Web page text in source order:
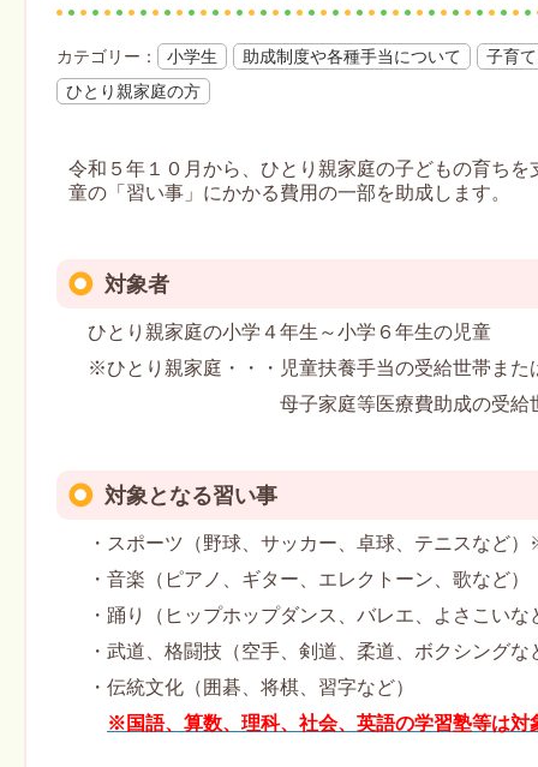
小学生 助成制度や各種手当について
子育
ひとり親家庭の方
令和５年１０月から、ひとり親家庭の子どもの育ち
童の「習い事」にかかる費用の一部を助成します。
対象者
ひとり親家庭の小学４年生～小学６年生の児童
※ひとり親家庭・・・児童扶養手当の受給世帯また
母子家庭等医療費助成の受給
対象となる習い事
・スポーツ（野球、サッカー、卓球、テニスなど
・音楽（ピアノ、ギター、エレクトーン、歌など）
・踊り（ヒップホップダンス、バレエ、よさこいな
・武道、格闘技（空手、剣道、柔道、ボクシングな
・伝統文化（囲碁、将棋、習字など）
※国語、算数、理科、社会、英語の学習塾等は対